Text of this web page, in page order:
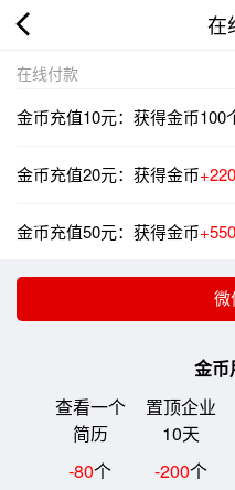
在
在线付款
金币充值10元：获得金币100
金币充值20元：获得金币
金币充值50元：获得金币
金币
查看一个
简历
置顶企业
10天
-80个 -200个